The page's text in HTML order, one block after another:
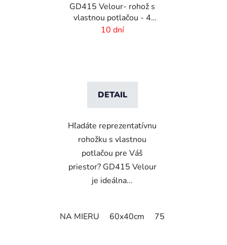
GD415 Velour- rohož s
vlastnou potlačou - 4
mm vlas
10 dní
DETAIL
Hľadáte reprezentatívnu
rohožku s vlastnou
potlačou pre Váš
priestor? GD415 Velour
je ideálna...
NA MIERU 60x40cm 75x50cm